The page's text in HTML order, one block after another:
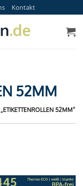
Kontakt
52MM
52MM“